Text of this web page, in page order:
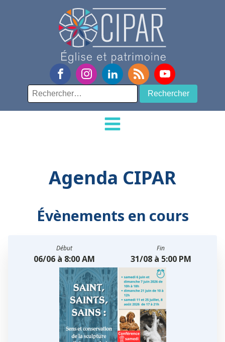
Rechercher :
Agenda CIPAR
Évènements en cours
Début
06/06 à 8:00 AM
Fin
31/08 à 5:00 PM